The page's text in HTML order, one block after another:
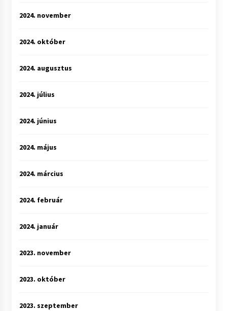
2024. november
2024. október
2024. augusztus
2024. július
2024. június
2024. május
2024. március
2024. február
2024. január
2023. november
2023. október
2023. szeptember